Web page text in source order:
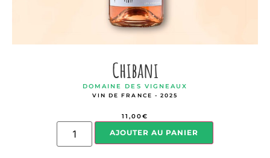
Chibani
DOMAINE DES VIGNEAUX
VIN DE FRANCE - 2025
11,00€
AJOUTER AU PANIER